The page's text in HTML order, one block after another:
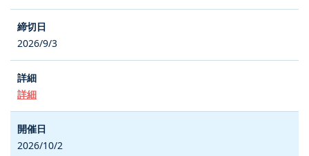
2026/9/3
詳細
2026/10/2